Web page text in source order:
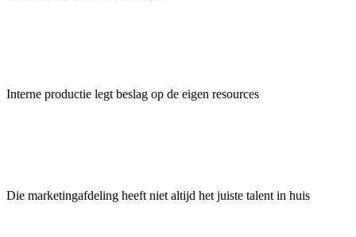
Interne productie legt beslag op de eigen resources
Die marketingafdeling heeft niet altijd het juiste talent in huis